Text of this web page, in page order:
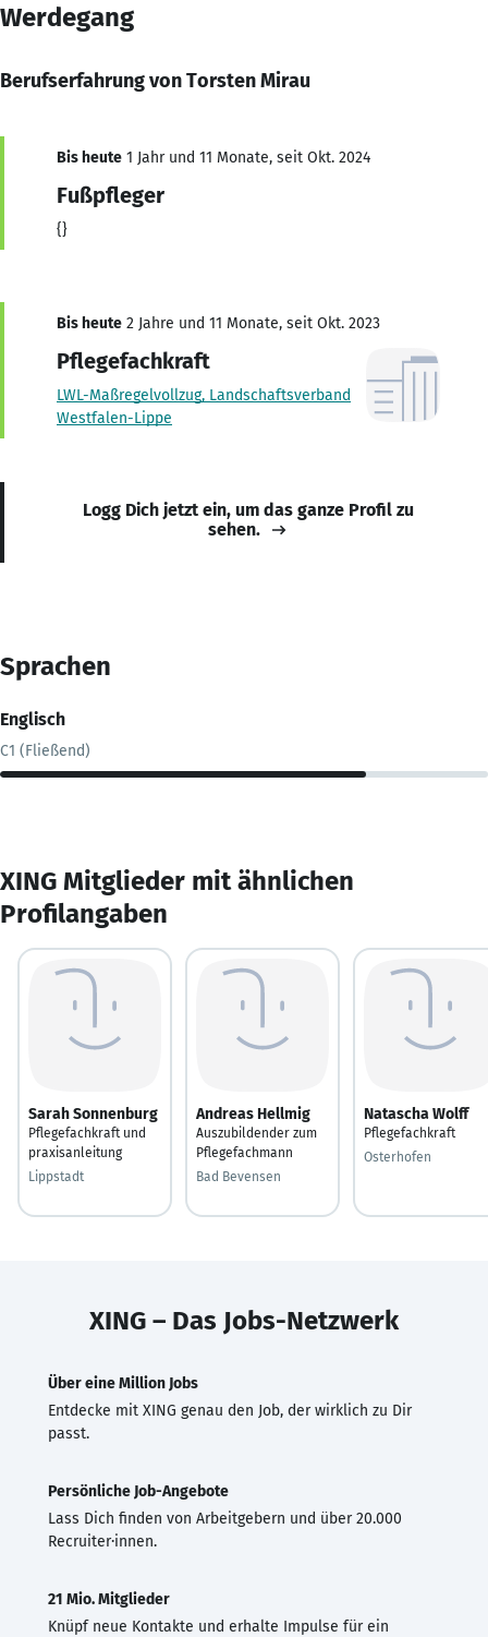
Werdegang
Berufserfahrung von Torsten Mirau
Bis heute 1 Jahr und 11 Monate, seit Okt. 2024
Fußpfleger
{}
Bis heute 2 Jahre und 11 Monate, seit Okt. 2023
Pflegefachkraft
LWL-Maßregelvollzug, Landschaftsverband
Westfalen-Lippe
Logg Dich jetzt ein, um das ganze Profil zu
sehen.
Sprachen
Englisch
C1 (Fließend)
XING Mitglieder mit ähnlichen
Profilangaben
Sarah Sonnenburg
Pflegefachkraft und
praxisanleitung
Lippstadt
Andreas Hellmig
Auszubildender zum
Pflegefachmann
Bad Bevensen
Natascha Wolff
Pflegefachkraft
Osterhofen
XING – Das Jobs-Netzwerk
Über eine Million Jobs
Entdecke mit XING genau den Job, der wirklich zu Dir
passt.
Persönliche Job-Angebote
Lass Dich finden von Arbeitgebern und über 20.000
Recruiter·innen.
21 Mio. Mitglieder
Knüpf neue Kontakte und erhalte Impulse für ein